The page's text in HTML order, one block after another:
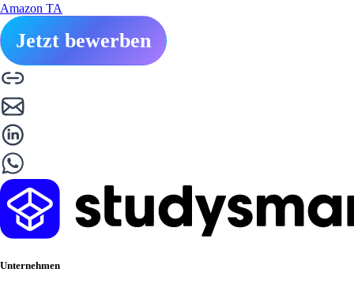
Amazon TA
Jetzt bewerben
Unternehmen